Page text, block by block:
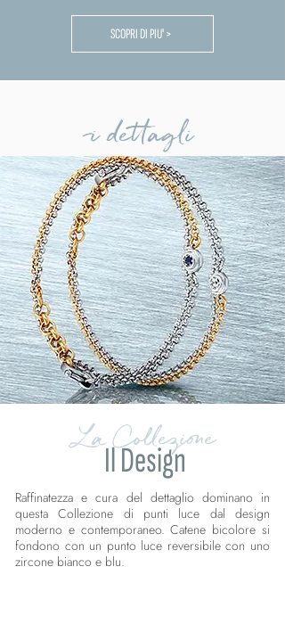
SCOPRI DI PIU' >
i dettagli
La Collezione
Il Design
Raffinatezza e cura del dettaglio dominano in
questa Collezione di punti luce dal design
moderno e contemporaneo. Catene bicolore si
fondono con un punto luce reversibile con uno
zircone bianco e blu.